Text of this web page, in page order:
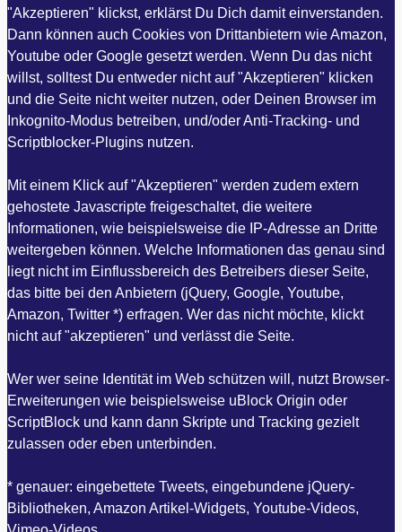
"Akzeptieren" klickst, erklärst Du Dich damit einverstanden.
Dann können auch Cookies von Drittanbietern wie Amazon,
Youtube oder Google gesetzt werden. Wenn Du das nicht
willst, solltest Du entweder nicht auf "Akzeptieren" klicken
und die Seite nicht weiter nutzen, oder Deinen Browser im
Inkognito-Modus betreiben, und/oder Anti-Tracking- und
Scriptblocker-Plugins nutzen.
Mit einem Klick auf "Akzeptieren" werden zudem extern
gehostete Javascripte freigeschaltet, die weitere
Informationen, wie beispielsweise die IP-Adresse an Dritte
weitergeben können. Welche Informationen das genau sind
liegt nicht im Einflussbereich des Betreibers dieser Seite,
das bitte bei den Anbietern (jQuery, Google, Youtube,
Amazon, Twitter *) erfragen. Wer das nicht möchte, klickt
nicht auf "akzeptieren" und verlässt die Seite.
Wer wer seine Identität im Web schützen will, nutzt Browser-
Erweiterungen wie beispielsweise uBlock Origin oder
ScriptBlock und kann dann Skripte und Tracking gezielt
zulassen oder eben unterbinden.
* genauer: eingebettete Tweets, eingebundene jQuery-
Bibliotheken, Amazon Artikel-Widgets, Youtube-Videos,